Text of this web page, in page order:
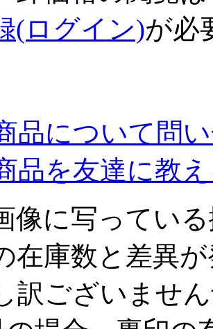
(ログイン)が必
品について問
品を友達に教
像に写ってい
在庫数と差異
訳ございませ